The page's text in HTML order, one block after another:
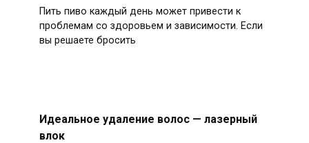
Пить пиво каждый день может привести к
проблемам со здоровьем и зависимости. Если
вы решаете бросить
Идеальное удаление волос — лазерный
влок